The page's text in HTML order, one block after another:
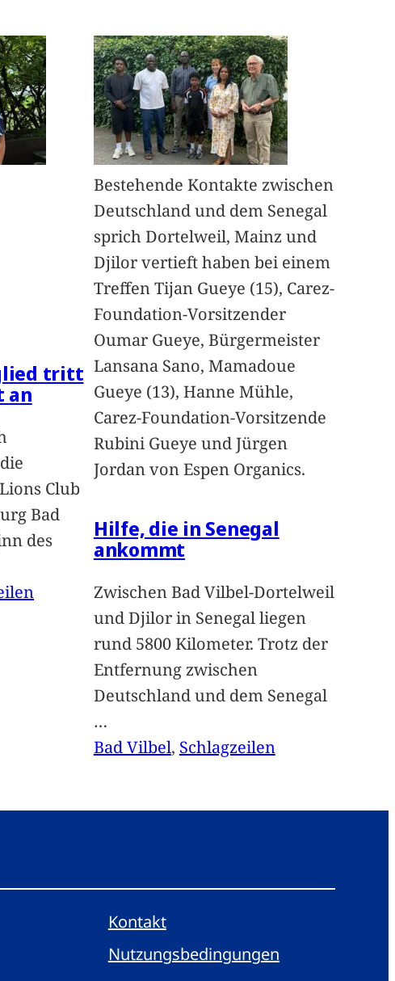
tritt
an
Club
Bad
des
Bestehende Kontakte zwischen
Deutschland und dem Senegal
sprich Dortelweil, Mainz und
Djilor vertieft haben bei einem
Treffen Tijan Gueye (15), Carez-
Foundation-Vorsitzender
Oumar Gueye, Bürgermeister
Lansana Sano, Mamadoue
Gueye (13), Hanne Mühle,
Carez-Foundation-Vorsitzende
Rubini Gueye und Jürgen
Jordan von Espen Organics.
Hilfe, die in Senegal
ankommt
Zwischen Bad Vilbel-Dortelweil
und Djilor in Senegal liegen
rund 5800 Kilometer. Trotz der
Entfernung zwischen
Deutschland und dem Senegal
…
Bad Vilbel, Schlagzeilen
Kontakt
Nutzungsbedingungen